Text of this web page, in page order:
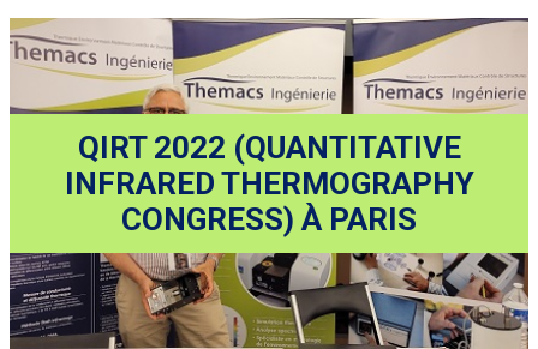
QIRT 2022 (QUANTITATIVE
INFRARED THERMOGRAPHY
CONGRESS) À PARIS